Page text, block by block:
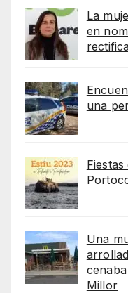
La
en
una
Una
Millor